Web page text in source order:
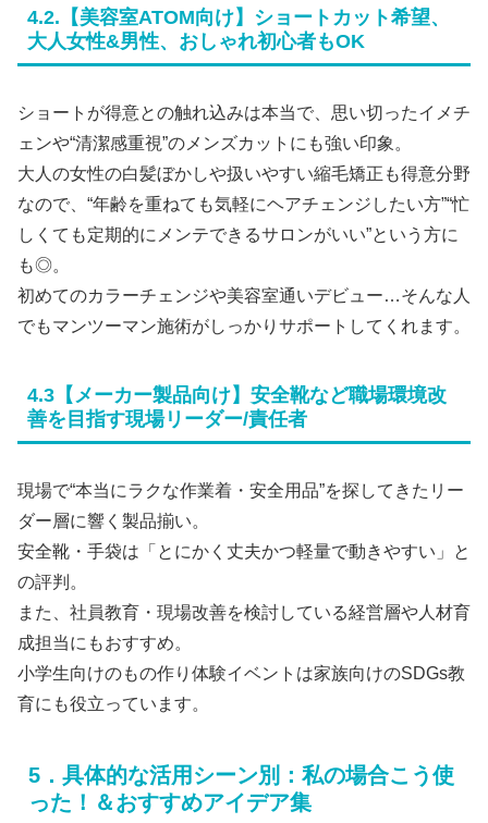
4.2.【美容室ATOM向け】ショートカット希望、
大人女性&男性、おしゃれ初心者もOK
ショートが得意との触れ込みは本当で、思い切ったイメチ
ェンや“清潔感重視”のメンズカットにも強い印象。
大人の女性の白髪ぼかしや扱いやすい縮毛矯正も得意分野
なので、“年齢を重ねても気軽にヘアチェンジしたい方”“忙
しくても定期的にメンテできるサロンがいい”という方に
も◎。
初めてのカラーチェンジや美容室通いデビュー…そんな人
でもマンツーマン施術がしっかりサポートしてくれます。
4.3【メーカー製品向け】安全靴など職場環境改
善を目指す現場リーダー/責任者
現場で“本当にラクな作業着・安全用品”を探してきたリー
ダー層に響く製品揃い。
安全靴・手袋は「とにかく丈夫かつ軽量で動きやすい」と
の評判。
また、社員教育・現場改善を検討している経営層や人材育
成担当にもおすすめ。
小学生向けのもの作り体験イベントは家族向けのSDGs教
育にも役立っています。
5．具体的な活用シーン別：私の場合こう使
った！＆おすすめアイデア集